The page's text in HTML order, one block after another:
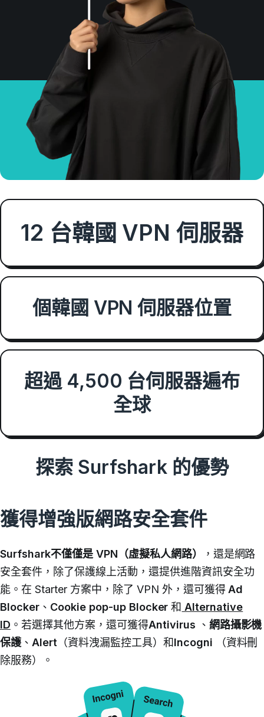
12 台韓國 VPN 伺服器
個韓國 VPN 伺服器位置
超過 4,500 台伺服器遍布
全球
探索 Surfshark 的優勢
獲得增強版網路安全套件
Surfshark不僅僅是 VPN（虛擬私人網路）
，還是網路
安全套件，除了保護線上活動，還提供進階資訊安全功
能。 在 Starter 方案中，除了 VPN 外，還可獲得Ad
Blocker、 Cookie pop-up Blocker 和 Alternative
ID 。 若選擇其他方案，還可獲得Antivirus 、 網路攝影機
保護、 Alert（資料洩漏監控工具）和Incogni
（資料刪
除服務）。